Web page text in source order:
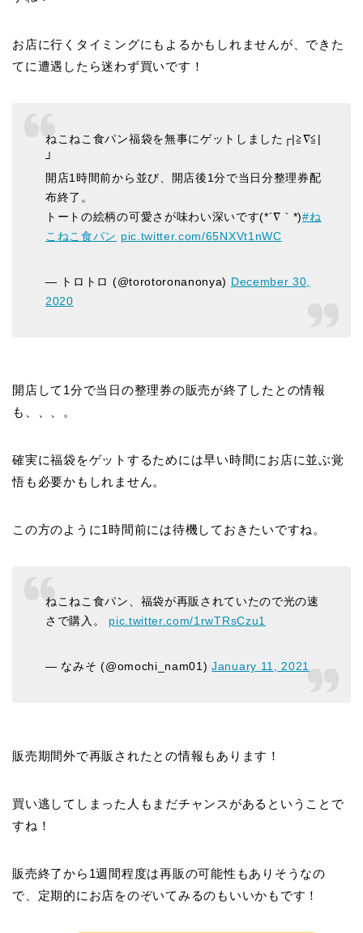
お店に行くタイミングにもよるかもしれませんが、できた
てに遭遇したら迷わず買いです！
ねこねこ食パン福袋を無事にゲットしました┌|≧∇≦|
┘
開店1時間前から並び、開店後1分で当日分整理券配
布終了。
トートの絵柄の可愛さが味わい深いです(*´∇｀*)#ね
こねこ食パン pic.twitter.com/65NXVt1nWC
— トロトロ (@torotoronanonya) December 30,
2020
開店して1分で当日の整理券の販売が終了したとの情報
も、、、。
確実に福袋をゲットするためには早い時間にお店に並ぶ覚
悟も必要かもしれません。
この方のように1時間前には待機しておきたいですね。
ねこねこ食パン、福袋が再販されていたので光の速
さで購入。 pic.twitter.com/1rwTRsCzu1
— なみそ (@omochi_nam01)January 11, 2021
販売期間外で再販されたとの情報もあります！
買い逃してしまった人もまだチャンスがあるということで
すね！
販売終了から1週間程度は再販の可能性もありそうなの
で、定期的にお店をのぞいてみるのもいいかもです！